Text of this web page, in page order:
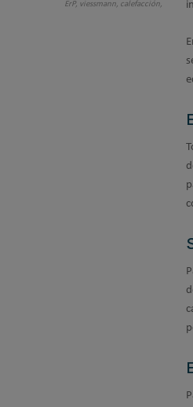
ErP, viessmann, calefacción,